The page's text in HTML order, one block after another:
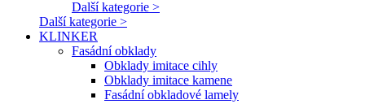
Další kategorie >
Další kategorie >
KLINKER
Fasádní obklady
Obklady imitace cihly
Obklady imitace kamene
Fasádní obkladové lamely